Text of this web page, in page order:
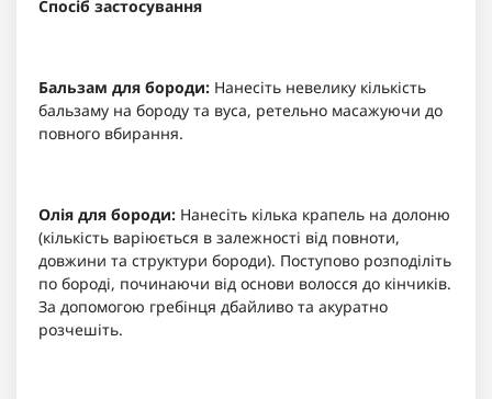
Спосіб застосування
Бальзам для бороди: Нанесіть невелику кількість
бальзаму на бороду та вуса, ретельно масажуючи до
повного вбирання.
Олія для бороди: Нанесіть кілька крапель на долоню
(кількість варіюється в залежності від повноти,
довжини та структури бороди). Поступово розподіліть
по бороді, починаючи від основи волосся до кінчиків.
За допомогою гребінця дбайливо та акуратно
розчешіть.